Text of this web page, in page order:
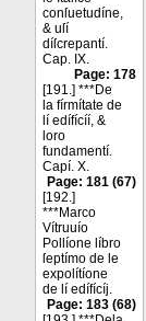
conſuetudíne,
& uſí
díſcrepantí.
Cap. IX.
Page: 178
[191.] ***De
la fírmítate de
lí edífícíí, &
loro
fundamentí.
Capí. X.
Page: 181 (67)
[192.]
***Marco
Vítruuío
Pollíone líbro
ſeptímo de le
expolítíone
de lí edífícíj.
Page: 183 (68)